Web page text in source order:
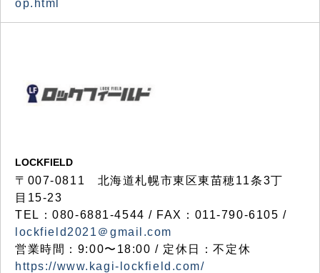
op.html
LOCKFIELD
〒007-0811 北海道札幌市東区東苗穂11条3丁
目15-23
TEL：080-6881-4544 / FAX：011-790-6105 /
lockfield2021＠gmail.com
営業時間：9:00〜18:00 / 定休日：不定休
https://www.kagi-lockfield.com/